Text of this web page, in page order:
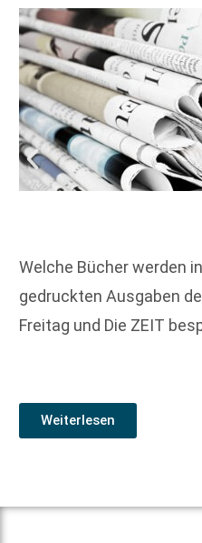
Welche Bücher werden
gedruckten Ausgaben
Freitag und Die ZEIT
Weiterlesen